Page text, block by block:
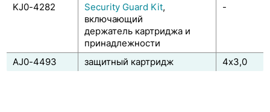
KJ0-4282 Security Guard Kit,
включающий
держатель картриджа и
принадлежности
-
AJ0-4493 защитный картридж 4x3,0